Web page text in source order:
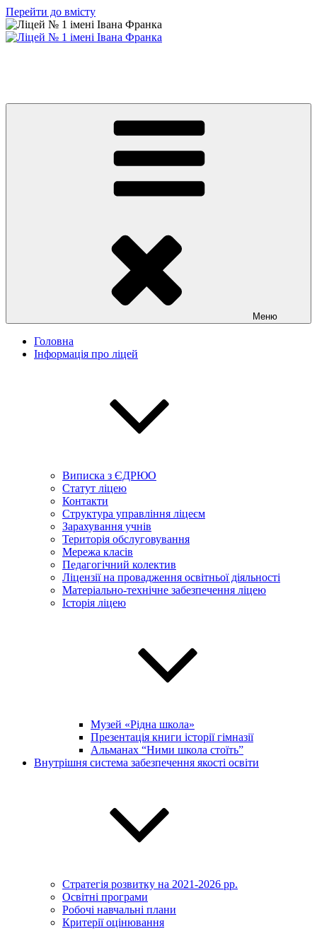
Перейти до вмісту
Меню
Головна
Інформація про ліцей
Виписка з ЄДРЮО
Статут ліцею
Контакти
Структура управління ліцеєм
Зарахування учнів
Територія обслуговування
Мережа класів
Педагогічний колектив
Ліцензії на провадження освітньої діяльності
Матеріально-технічне забезпечення ліцею
Історія ліцею
Музей «Рідна школа»
Презентація книги історії гімназії
Альманах “Ними школа стоїть”
Внутрішня система забезпечення якості освіти
Стратегія розвитку на 2021-2026 рр.
Освітні програми
Робочі навчальні плани
Критерії оцінювання